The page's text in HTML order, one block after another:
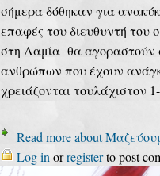
σήμερα δόθηκαν για
επαφές του διευθυντή του
στη Λαμία θα αγοραστούν
ανθρώπων που έχουν
χρειάζονται τουλάχιστον
Read moreabout
Log in orregisterto post